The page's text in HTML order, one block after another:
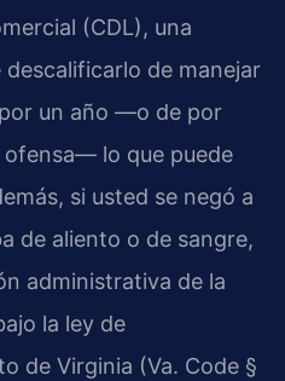
(CDL), una
de manejar
un año —o de por
ofensa— lo que puede
si usted se negó a
de aliento o de sangre,
administrativa de la
la ley de
de Virginia (Va. Code §